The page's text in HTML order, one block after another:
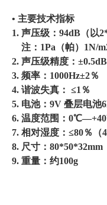
• 主要技术指标
1. 声压级：94dB（以
注：1Pa（帕）1N/
2. 声压级精度：
3. 频率：1000Hz±2％
4. 谐波失真： ≤1％
5. 电池：9V 叠层电池
6. 温度范围：
7. 相对湿度：≤80％（
8. 尺寸：80*50*32mm
9. 重量：约100g